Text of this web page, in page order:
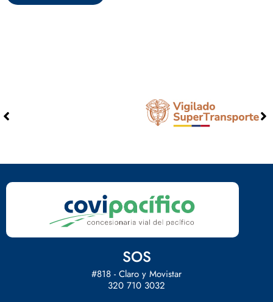
SOS
#818 - Claro y Movistar
320 710 3032